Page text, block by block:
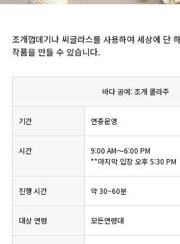
조개껍데기나 씨글라스를 사용하여 세상에 단
작품을 만들 수 있습니다.
바다 공예: 조개 콜라주
기간 연중운영
시간
9:00 AM～6:00 PM
**마지막 입장 오후 5:30 PM
진행 시간 약 30~60분
대상 연령 모든연령대